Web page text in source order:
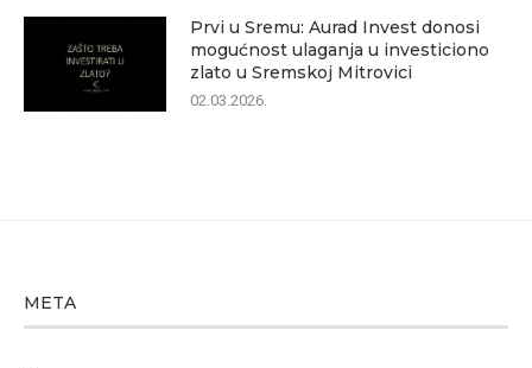
Prvi u Sremu: Aurad Invest donosi
mogućnost ulaganja u investiciono
zlato u Sremskoj Mitrovici
02.03.2026.
META